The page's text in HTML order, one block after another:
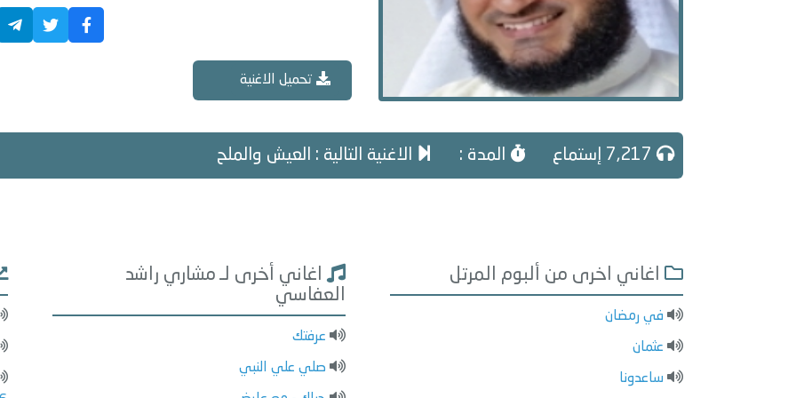
تحميل الاغنية
المدة : الاغنية التالية : العيش والملح
اغاني اخرى من ألبوم المرتل
في رمضان
عثمان
ساعدونا
اغاني أخرى لـ مشاري راشد
العفاسي
عرفتك
صلي علي النبي